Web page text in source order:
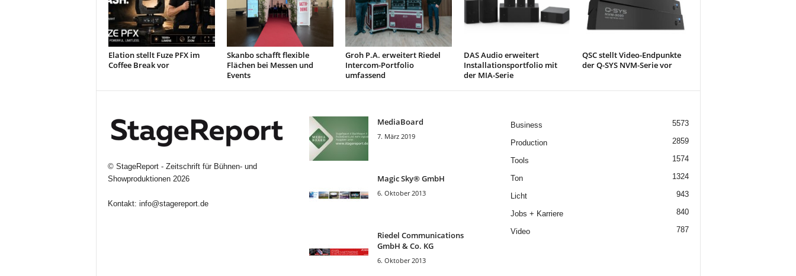
Elation stellt Fuze PFX im
Coffee Break vor
Skanbo schafft flexible
Flächen bei Messen und
Events
Groh P.A. erweitert Riedel
Intercom-Portfolio
umfassend
DAS Audio erweitert
Installationsportfolio mit
der MIA-Serie
QSC stellt Video-Endpunkte
der Q-SYS NVM-Serie vor
© StageReport - Zeitschrift für Bühnen- und
Showproduktionen2026
Kontakt: info@stagereport.de
MediaBoard
7. März 2019
Magic Sky® GmbH
6. Oktober 2013
Riedel Communica­tions
GmbH & Co. KG
6. Oktober 2013
Business 5573
Production 2859
Tools 1574
Ton 1324
Licht 943
Jobs + Karriere 840
Video 787